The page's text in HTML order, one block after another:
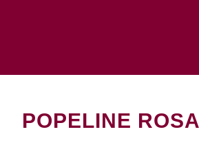
POPELINE ROSA